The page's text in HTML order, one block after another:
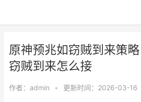
原神预兆如窃贼到来策
窃贼到来怎么接
作者： admin • 更新时间：2026-03-16